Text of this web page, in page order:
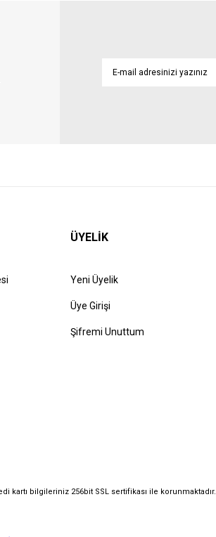
ÜYELİK
Yeni Üyelik
Üye Girişi
Şifremi Unuttum
kartı bilgileriniz 256bit SSL sertifikası ile korunmaktadır.